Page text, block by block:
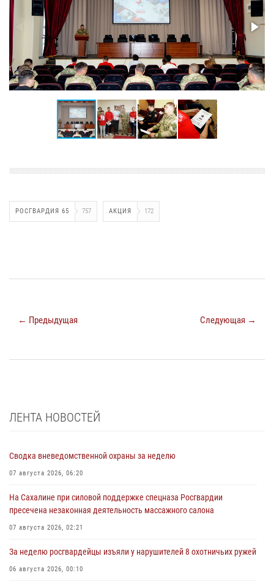
РОСГВАРДИЯ 65 757 АКЦИЯ 172
← Предыдущая Следующая →
ЛЕНТА НОВОСТЕЙ
Сводка вневедомственной охраны за неделю
07 августа 2026, 06:20
На Сахалине при силовой поддержке спецназа Росгвардии
пресечена незаконная деятельность массажного салона
07 августа 2026, 02:21
За неделю росгвардейцы изъяли у нарушителей 8 охотничьих ружей
06 августа 2026, 00:10